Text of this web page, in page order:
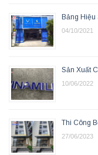
Bảng Hiệu
04/10/2021
Sản Xuất
10/06/2022
Thi Công
27/06/2023